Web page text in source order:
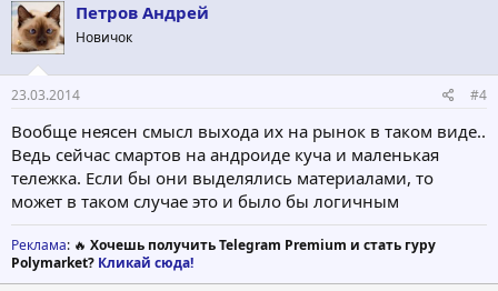
Петров Андрей
Новичок
23.03.2014 #4
Вообще неясен смысл выхода их на рынок в таком виде..
Ведь сейчас смартов на андроиде куча и маленькая
тележка. Если бы они выделялись материалами, то
может в таком случае это и было бы логичным
Реклама: 🔥 Хочешь получить Telegram Premium и стать гуру
Polymarket? Кликай сюда!